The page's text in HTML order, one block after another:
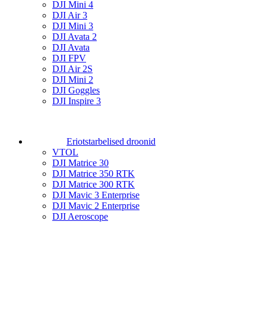
DJI Mini 4
DJI Air 3
DJI Mini 3
DJI Avata 2
DJI Avata
DJI FPV
DJI Air 2S
DJI Mini 2
DJI Goggles
DJI Inspire 3
Eriotstarbelised droonid
VTOL
DJI Matrice 30
DJI Matrice 350 RTK
DJI Matrice 300 RTK
DJI Mavic 3 Enterprise
DJI Mavic 2 Enterprise
DJI Aeroscope